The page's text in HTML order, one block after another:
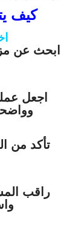
كيف
ابحث عن
اجعل
تأكد من
راقب